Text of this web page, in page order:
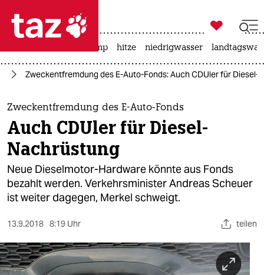
 taz zahl ich
taz zahl ich
themen
politik
öko
gesellschaft
sport
berlin

taz zahl ich
usa unter trump hitze niedrigwasser
Zweckentfremdung des E-Auto-Fonds: Auch CDUler für Diesel-
Zweckentfremdung des E-Auto-Fonds
Auch CDUler für Diesel-
Nachrüstung
Neue Dieselmotor-Hardware könnte aus Fonds
bezahlt werden. Verkehrsminister Andreas Scheuer
ist weiter dagegen, Merkel schweigt.
13.9.2018 8:19 Uhr teilen